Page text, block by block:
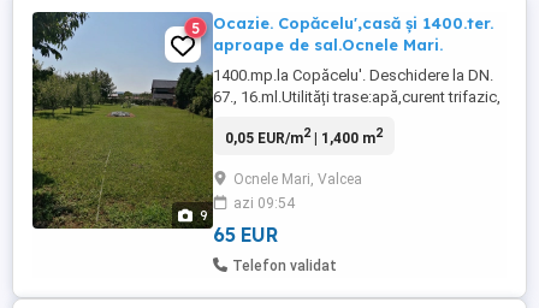
9
5
Ocazie. Copăcelu',casă și 1400.ter.
aproape de sal.Ocnele Mari.
1400.mp.la Copăcelu'. Deschidere la DN.
67., 16.ml.Utilități trase:apă,curent trifazic,
este o casă de 50.mp.Bine poziționat
Ocnele Mari...Preț rezonabil și fix, 65.euro
mp, ...
0,05 EUR/m2| 1,400 m2
Ocnele Mari, Valcea
azi 09:54
65 EUR
Telefon validat